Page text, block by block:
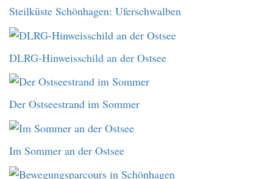
Steilküste Schönhagen: Uferschwalben
DLRG-Hinweisschild an der Ostsee
Der Ostseestrand im Sommer
Im Sommer an der Ostsee